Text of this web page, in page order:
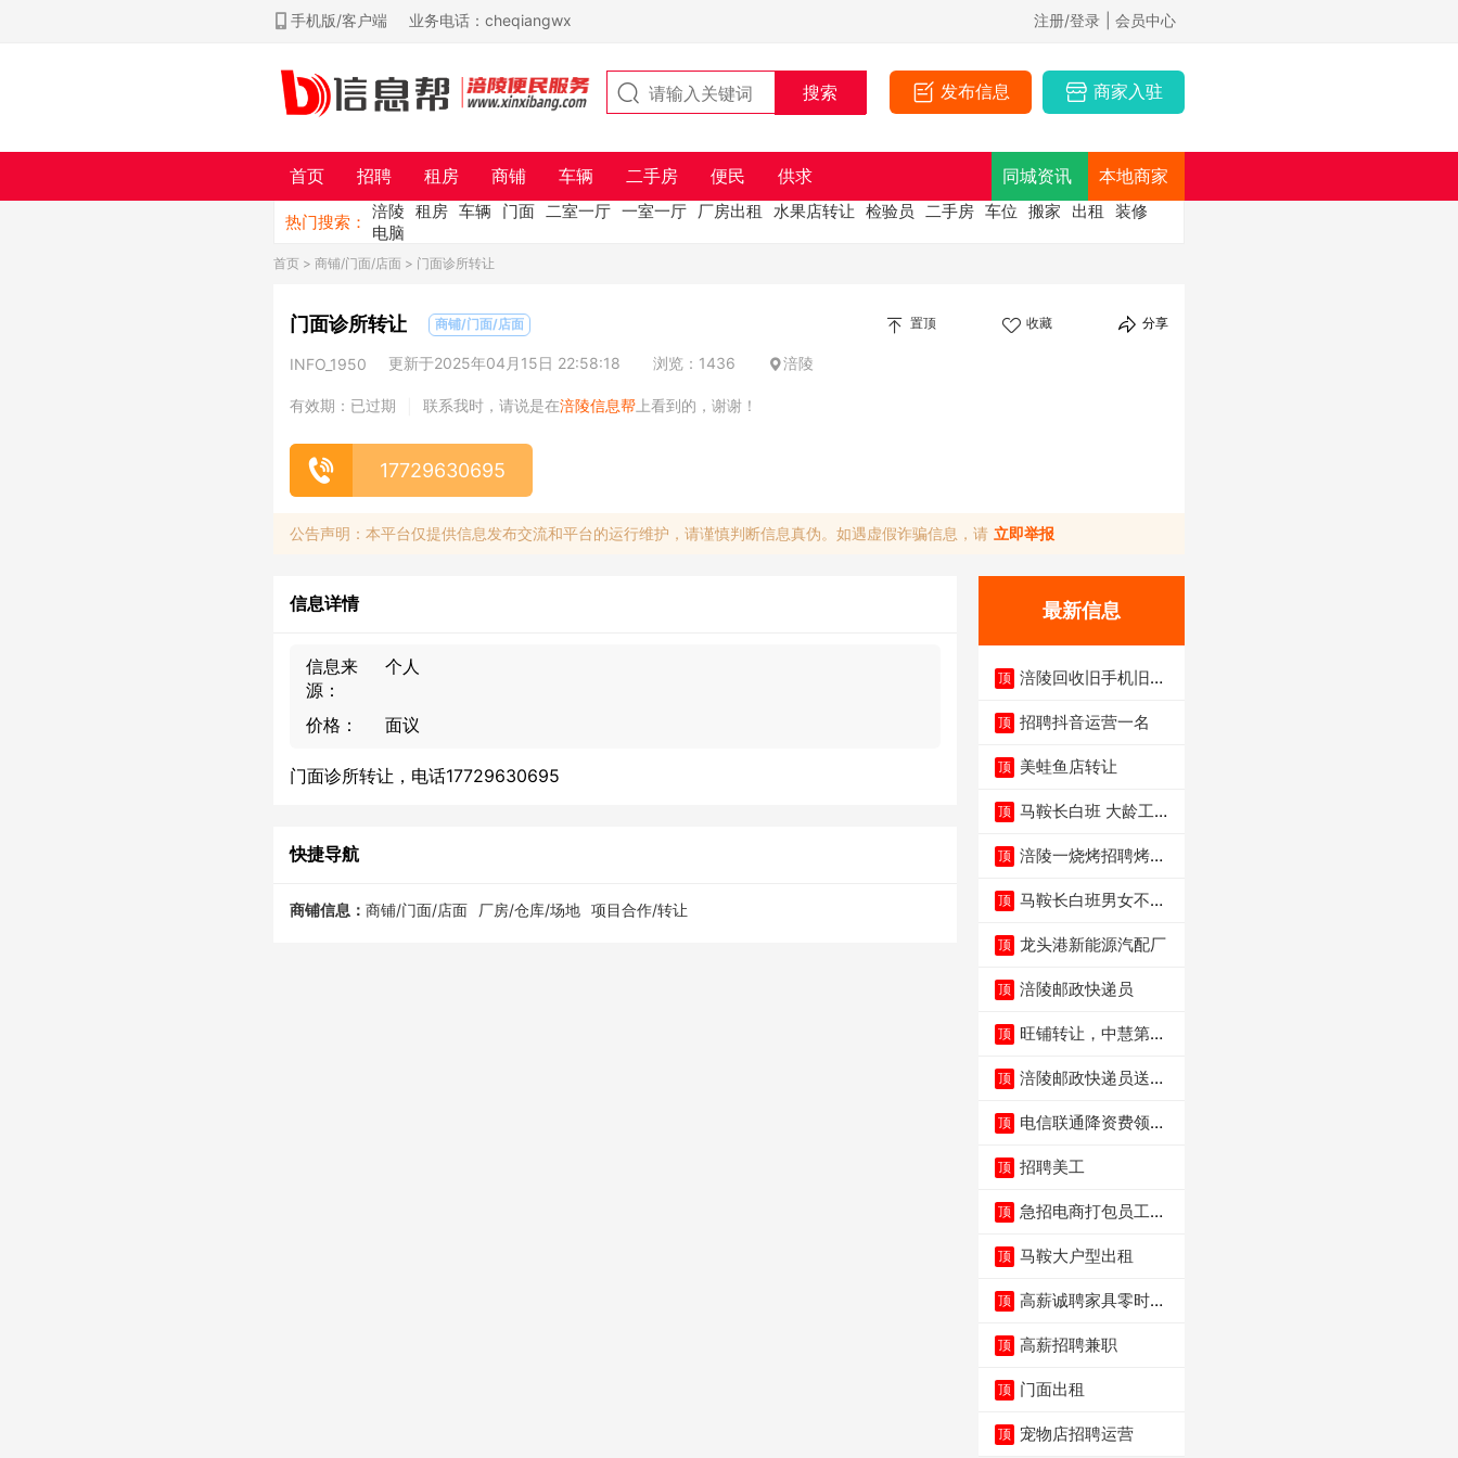
手机版/客户端 业务电话：cheqiangwx 注册/登录 | 会员中心
发布信息 商家入驻
首页 招聘 租房 商铺 车辆 二手房 便民 供求 同城资讯 本地商家
热门搜索：
涪陵 租房 车辆 门面 二室一厅 一室一厅 厂房出租 水果店转让 检验员 二手房 车位 搬家 出租
装修
电脑
首页 > 商铺/门面/店面 > 门面诊所转让
门面诊所转让 商铺/门面/店面 置顶 收藏 分享
INFO_1950 更新于2025年04月15日 22:58:18 浏览：1436 涪陵
有效期：已过期 联系我时，请说是在涪陵信息帮 上看到的，谢谢！
17729630695
公告声明：本平台仅提供信息发布交流和平台的运行维护，请谨慎判断信息真伪。如遇虚假诈骗信息，请 立即举报
信息详情
信息来
源：
个人
价格： 面议
门面诊所转让，电话17729630695
快捷导航
商铺信息： 商铺/门面/店面 厂房/仓库/场地 项目合作/转让
最新信息
顶 涪陵回收旧手机旧电
顶 招聘抖音运营一名
顶 美蛙鱼店转让
顶 马鞍长白班 大龄工大
顶 涪陵一烧烤招聘烤工
顶 马鞍长白班男女不限
顶 龙头港新能源汽配厂
顶 涪陵邮政快递员
顶 旺铺转让，中慧第一
顶 涪陵邮政快递员送货
顶 电信联通降资费领价
顶 招聘美工
顶 急招电商打包员工作
顶 马鞍大户型出租
顶 高薪诚聘家具零时促
顶 高薪招聘兼职
顶 门面出租
顶 宠物店招聘运营